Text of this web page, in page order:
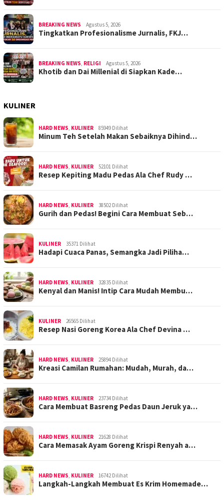
BREAKING NEWS Agustus 5, 2026
Tingkatkan Profesionalisme Jurnalis, FKJ…
BREAKING NEWS, RELIGI Agustus 5, 2026
Khotib dan Dai Millenial di Siapkan Kade…
KULINER
HARD NEWS, KULINER 85949 Dilihat
Minum Teh Setelah Makan Sebaiknya Dihind…
HARD NEWS, KULINER 52101 Dilihat
Resep Kepiting Madu Pedas Ala Chef Rudy …
HARD NEWS, KULINER 38502 Dilihat
Gurih dan Pedas! Begini Cara Membuat Seb…
KULINER 35371 Dilihat
Hadapi Cuaca Panas, Semangka Jadi Piliha…
HARD NEWS, KULINER 32835 Dilihat
Kenyal dan Manis! Intip Cara Mudah Membu…
KULINER 26565 Dilihat
Resep Nasi Goreng Korea Ala Chef Devina …
HARD NEWS, KULINER 25894 Dilihat
Kreasi Camilan Rumahan: Mudah, Murah, da…
HARD NEWS, KULINER 23734 Dilihat
Cara Membuat Basreng Pedas Daun Jeruk ya…
HARD NEWS, KULINER 21628 Dilihat
Cara Memasak Ayam Goreng Krispi Renyah a…
HARD NEWS, KULINER 16742 Dilihat
Langkah-Langkah Membuat Es Krim Homemade…